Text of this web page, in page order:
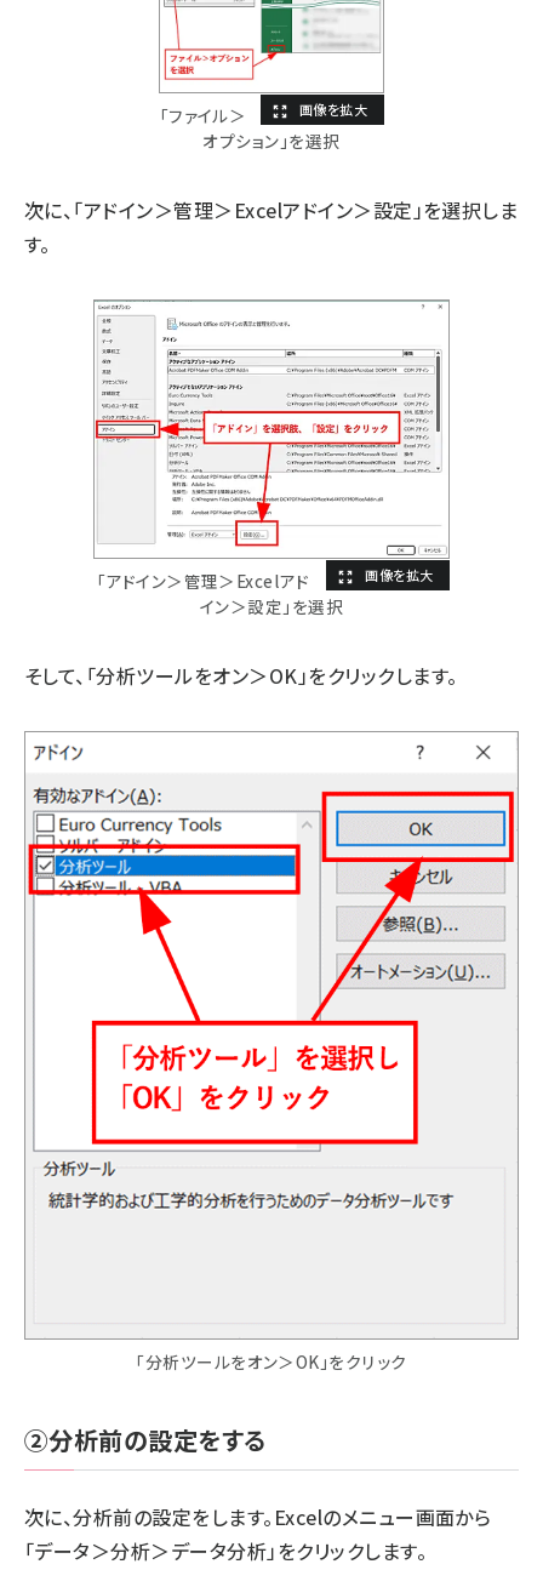
「ファイル＞
オプション」を選択
次に、「アドイン＞管理＞Excelアドイン＞設定」を選択しま
す。
「アドイン＞管理＞Excelアド
イン＞設定」を選択
そして、「分析ツールをオン＞OK」をクリックします。
「分析ツールをオン＞OK」をクリック
②分析前の設定をする
次に、分析前の設定をします。Excelのメニュー画面から
「データ＞分析＞データ分析」をクリックします。